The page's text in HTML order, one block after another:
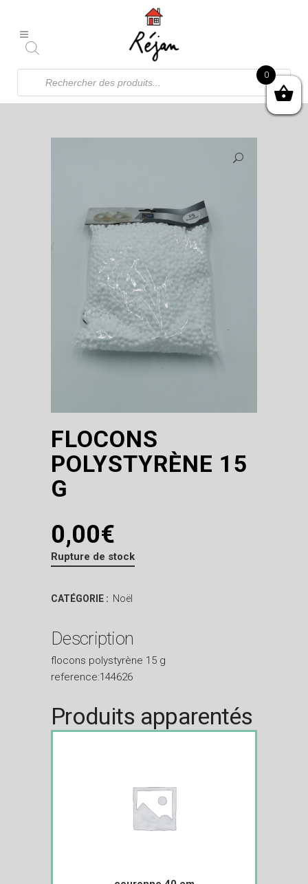
Recherche
produits
FLOCONS
POLYSTYRÈNE 15
G
0,00€
Rupture de stock
CATÉGORIE : Noël
Description
flocons polystyrène 15 g
reference:144626
Produits apparentés
0